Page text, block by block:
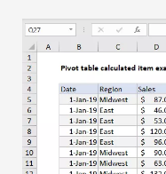
Gráfico
Consejos de Excel
Fórmula
Glosario
C ++
DSA
Java
JavaScript